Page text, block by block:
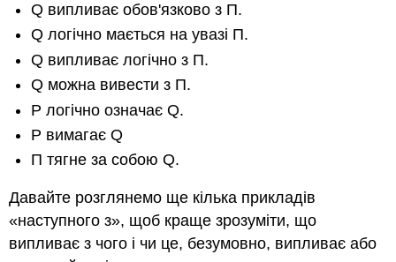
Q випливає обов'язково з П.
Q логічно мається на увазі П.
Q випливає логічно з П.
Q можна вивести з П.
P логічно означає Q.
P вимагає Q
П тягне за собою Q.
Давайте розглянемо ще кілька прикладів
«наступного з», щоб краще зрозуміти, що
випливає з чого і чи це, безумовно, випливає або